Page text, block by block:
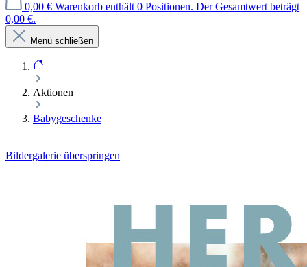
0,00 € Warenkorb enthält 0 Positionen. Der Gesamtwert beträgt
0,00 €.
Menü schließen
Aktionen
Babygeschenke
Bildergalerie überspringen